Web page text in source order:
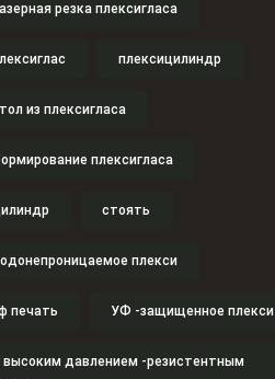
резка плексигласа
плексицилиндр
из плексигласа
плексигласа
стоять
плекси
печать УФ -защищенное плекси
высоким давлением -резистентным